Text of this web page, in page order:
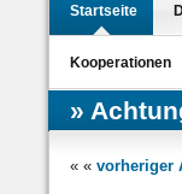
Startseite
Kooperationen
« « vorheriger